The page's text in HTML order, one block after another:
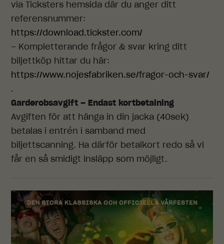
via Ticksters hemsida där du anger ditt
referensnummer:
https://download.tickster.com/
– Kompletterande frågor & svar kring ditt
biljettköp hittar du här:
https://www.nojesfabriken.se/fragor-och-svar/
.
Garderobsavgift – Endast kortbetalning
Avgiften för att hänga in din jacka (40sek)
betalas i entrén i samband med
biljettscanning. Ha därför betalkort redo så vi
får en så smidigt insläpp som möjligt.